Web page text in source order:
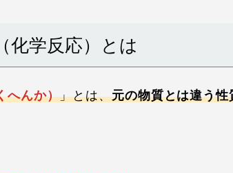
化学反応）とは
へんか）」とは、元の物質とは違う